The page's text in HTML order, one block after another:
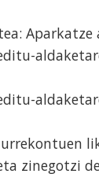
Aparkatze
zinegotzi